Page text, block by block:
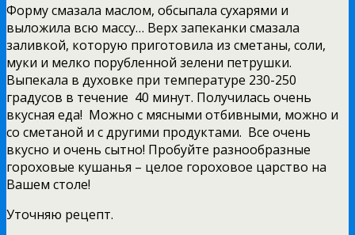
Форму смазала маслом, обсыпала сухарями и
выложила всю массу… Верх запеканки смазала
заливкой, которую приготовила из сметаны, соли,
муки и мелко порубленной зелени петрушки.
Выпекала в духовке при температуре 230-250
градусов в течение 40 минут. Получилась очень
вкусная еда! Можно с мясными отбивными, можно и
со сметаной и с другими продуктами. Все очень
вкусно и очень сытно! Пробуйте разнообразные
гороховые кушанья – целое гороховое царство на
Вашем столе!
Уточняю рецепт.